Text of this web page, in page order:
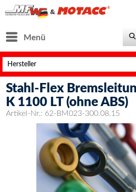
Menü
Stahl-Flex
K 1100 LT (ohne ABS)
Artikel-Nr.: 62-BM023-300.08.15